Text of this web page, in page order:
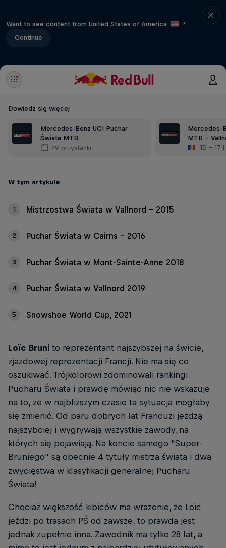
Want to see content from United States of America
?
Continue
Dowiedz się więcej
Mercedes-Benz UCI Puchar
Świata MTB
29 przystanki
Mercedes-
MTB -
15 – 17
W tym artykule
1 Mistrzostwa Świata w Vallnord - 2015
2 Puchar Świata w Cairns - 2016
3 Puchar Świata w Mont-Sainte-Anne 2018
4 Puchar Świata w Vallnord 2019
5 Snowshoe World Cup, 2021
Loïc Bruni to reprezentant najszybszej na świcie,
zjazdowej reprezentacji Francji. Nie ma się co
oszukiwać. Trójkolorowi zdominowali rankingi
Pucharu Świata i prawdę mówiąc nic nie wskazuje
na to, że w najbliższym czasie ta sytuacja mogłaby
się zmienić. Od paru dobrych lat Francuzi jeżdżą
najszybciej i wygrywają wszystkie zawody, na
których się pojawiają. Na koncie samego "Super-
Bruniego" są obecnie 4 tytuły mistrza świata i dwa
zwycięstwa w klasyfikacji generalnej Pucharu
Świata!
Chociaż większość kibiców ma wrażenie, że Loïc
jeździ po trasach PŚ od zawsze, to prawda jest
jednak zupełnie inna. Zawodnik ma tylko 28 lat, a